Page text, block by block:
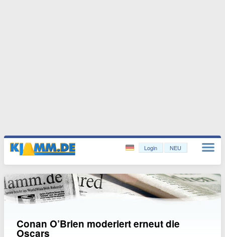
Login NEU
Conan O’Brien moderiert erneut die
Oscars